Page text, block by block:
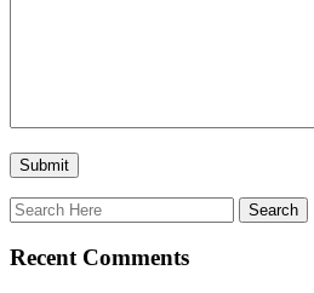
Recent Comments